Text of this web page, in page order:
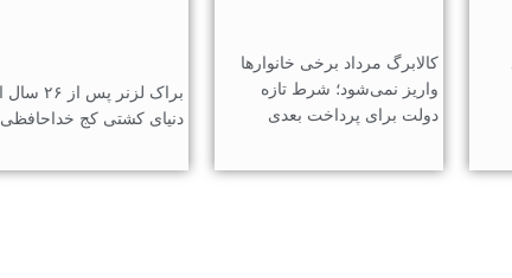
کالابرگ مرداد برخی خانوارها
واریز نمی‌شود؛ شرط تازه
دولت برای پرداخت بعدی
براک لزنر پس از ۲۶
دنیای کشتی کج خداحافظی